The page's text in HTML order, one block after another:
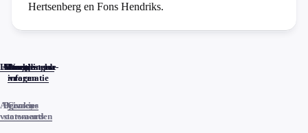
Hertsenberg en Fons Hendriks.
Home
Actueel
Uitzendingen
Reacties
Programma-
informatie
Veelgestelde
vragen
Algemene
voorwaarden
Privacy
statements
Cookies